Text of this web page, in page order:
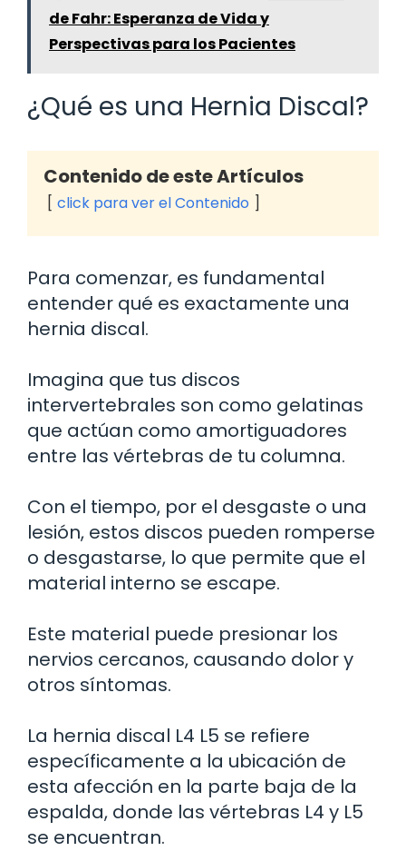
de Fahr: Esperanza de Vida y
Perspectivas para los Pacientes
¿Qué es una Hernia Discal?
Contenido de este Artículos
click para ver el Contenido
Para comenzar, es fundamental
entender qué es exactamente una
hernia discal.
Imagina que tus discos
intervertebrales son como gelatinas
que actúan como amortiguadores
entre las vértebras de tu columna.
Con el tiempo, por el desgaste o una
lesión, estos discos pueden romperse
o desgastarse, lo que permite que el
material interno se escape.
Este material puede presionar los
nervios cercanos, causando dolor y
otros síntomas.
La hernia discal L4 L5 se refiere
específicamente a la ubicación de
esta afección en la parte baja de la
espalda, donde las vértebras L4 y L5
se encuentran.